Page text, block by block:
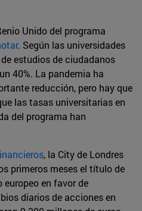
Unido del programa
. Según las universidades
estudios de ciudadanos
40%. La pandemia ha
reducción, pero hay que
las tasas universitarias en
del programa han
, la City de Londres
primeros meses el título de
en favor de
diarios de acciones en